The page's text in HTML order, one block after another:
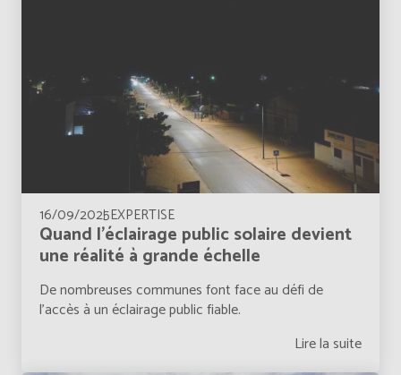
16/09/2025EXPERTISE
Quand l’éclairage public solaire devient
une réalité à grande échelle
De nombreuses communes font face au défi de
l’accès à un éclairage public fiable.
Lire la suite